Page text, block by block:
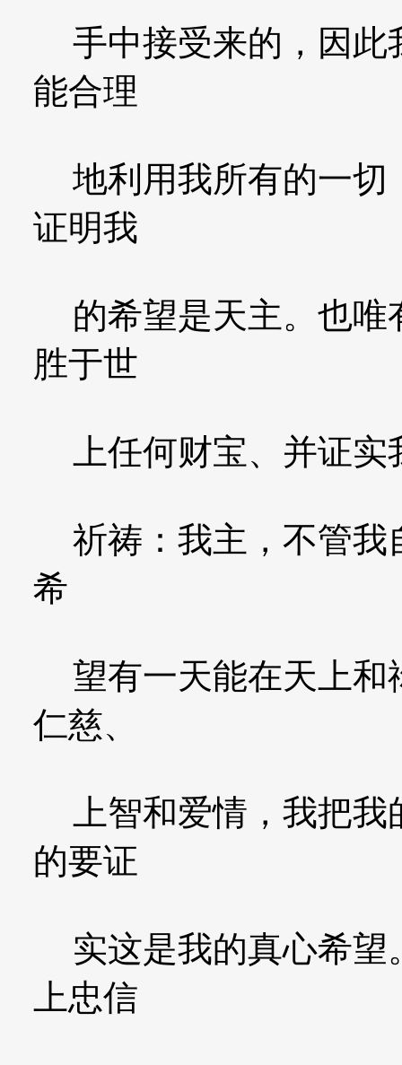
手中接受来的，因此
能合理
地利用我所有的一切
证明我
的希望是天主。也唯
胜于世
上任何财宝、并证实
祈祷：我主，不管我
希
望有一天能在天上和
仁慈、
上智和爱情，我把我
的要证
实这是我的真心希望
上忠信